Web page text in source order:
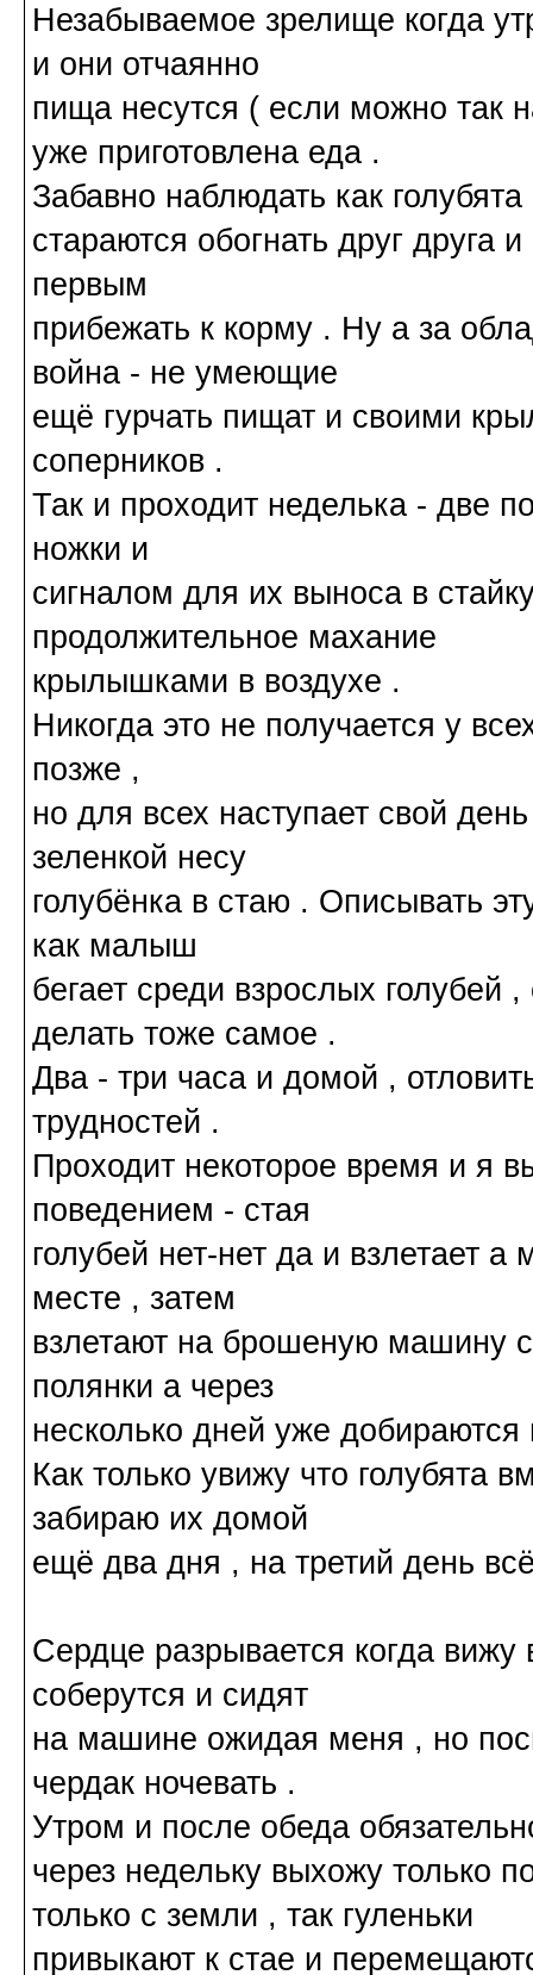
Незабываемое зрелище когда
и они отчаянно
пища несутся ( если можно так
уже приготовлена еда .
Забавно наблюдать как
стараются обогнать друг друга и
первым
прибежать к корму . Ну а за
война - не умеющие
ещё гурчать пищат и своими
соперников .
Так и проходит неделька - две
ножки и
сигналом для их выноса в
продолжительное махание
крылышками в воздухе .
Никогда это не получается у
позже ,
но для всех наступает свой
зеленкой несу
голубёнка в стаю . Описывать
как малыш
бегает среди взрослых голубей
делать тоже самое .
Два - три часа и домой ,
трудностей .
Проходит некоторое время и я
поведением - стая
голубей нет-нет да и взлетает
месте , затем
взлетают на брошеную машину
полянки а через
несколько дней уже
Как только увижу что голубята
забираю их домой
ещё два дня , на третий день
Сердце разрывается когда вижу
соберутся и сидят
на машине ожидая меня , но
чердак ночевать .
Утром и после обеда
через недельку выхожу только
только с земли , так гуленьки
привыкают к стае и